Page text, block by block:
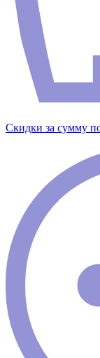
Скидки за сумму